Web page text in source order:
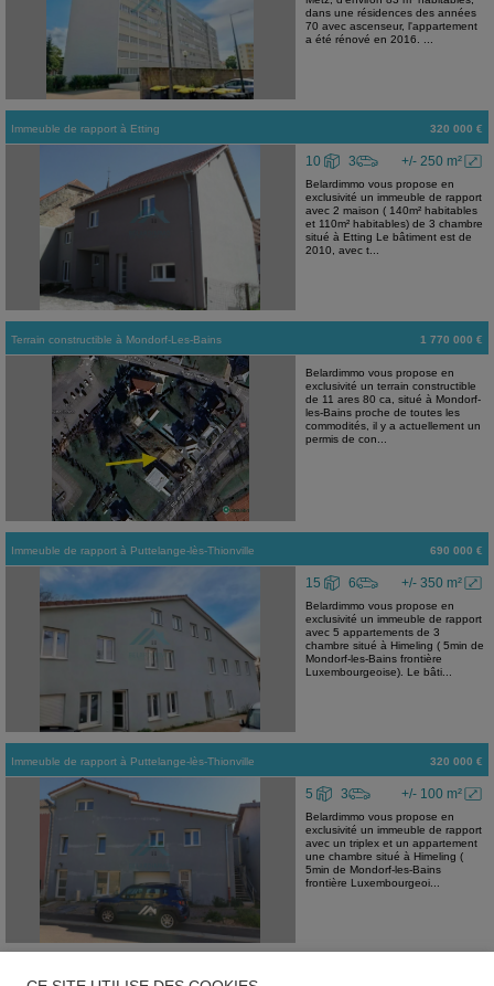
dans une résidences des années
70 avec ascenseur, l'appartement
a été rénové en 2016. ...
Immeuble de rapport à Etting 320 000 €
+/- 250 m²
10 3
Belardimmo vous propose en
exclusivité un immeuble de rapport
avec 2 maison ( 140m² habitables
et 110m² habitables) de 3 chambre
situé à Etting Le bâtiment est de
2010, avec t...
Terrain constructible à Mondorf-Les-Bains 1 770 000 €
Belardimmo vous propose en
exclusivité un terrain constructible
de 11 ares 80 ca, situé à Mondorf-
les-Bains proche de toutes les
commodités, il y a actuellement un
permis de con...
Immeuble de rapport à Puttelange-lès-Thionville 690 000 €
+/- 350 m²
15 6
Belardimmo vous propose en
exclusivité un immeuble de rapport
avec 5 appartements de 3
chambre situé à Himeling ( 5min de
Mondorf-les-Bains frontière
Luxembourgeoise). Le bâti...
Immeuble de rapport à Puttelange-lès-Thionville 320 000 €
+/- 100 m²
5 3
Belardimmo vous propose en
exclusivité un immeuble de rapport
avec un triplex et un appartement
une chambre situé à Himeling (
5min de Mondorf-les-Bains
frontière Luxembourgeoi...